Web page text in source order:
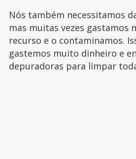
Nós também necessitamos
mas muitas vezes gastamos
recurso e o contaminamos.
gastemos muito dinheiro e
depuradoras para limpar